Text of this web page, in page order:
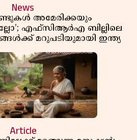
News
അമേരിക്കയും
എഫ്സിആർഎ ബില്ലിലെ
മറുപടിയുമായി ഇന്ത്യ
Article